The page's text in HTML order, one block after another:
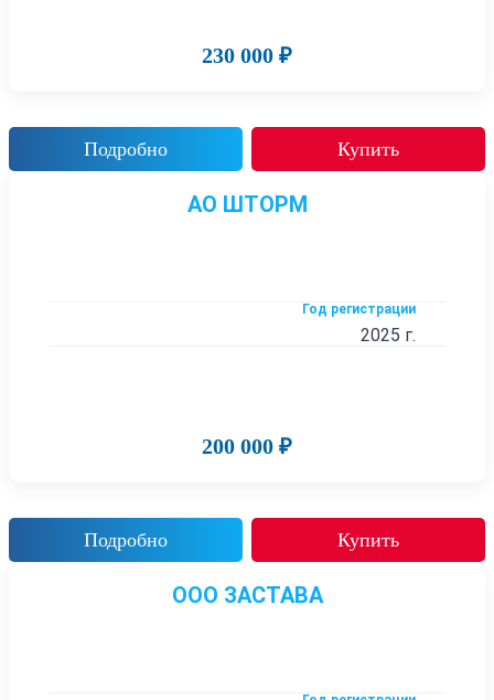
230 000 ₽
Подробно Купить
АО ШТОРМ
Год регистрации
2025 г.
200 000 ₽
Подробно Купить
ООО ЗАСТАВА